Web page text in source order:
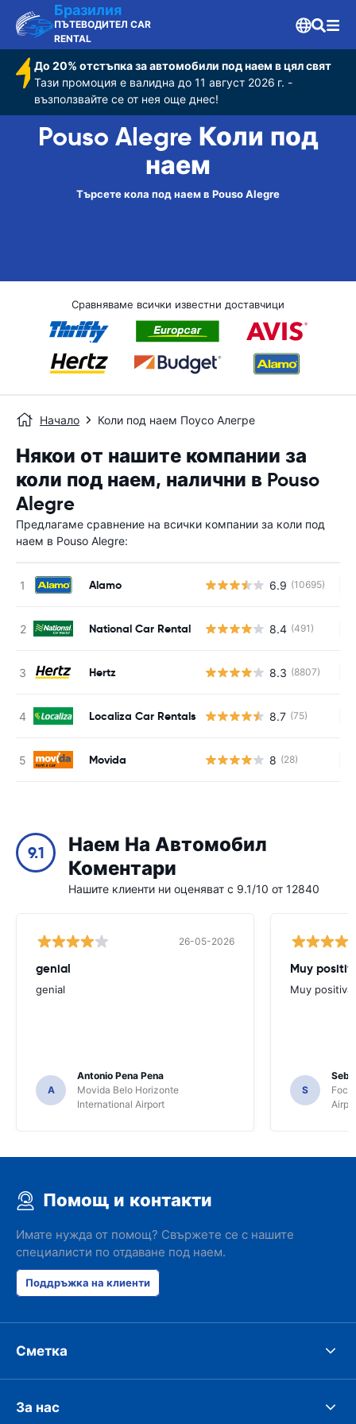
Бразилия
ПЪТЕВОДИТЕЛ CAR
RENTAL
До 20% отстъпка за автомобили под наем в цял свят
Тази промоция е валидна до 11 август 2026 г. -
възползвайте се от нея още днес!
Pouso Alegre Коли под
наем
Търсете кола под наем в Pouso Alegre
Сравняваме всички известни доставчици
Начало Коли под наем Поусо Алегре
Някои от нашите компании за
коли под наем, налични в Pouso
Alegre
Предлагаме сравнение на всички компании за коли под
наем в Pouso Alegre:
Alamo 6.9 (10695)
National Car Rental 8.4 (491)
Hertz 8.3 (8807)
Localiza Car Rentals 8.7 (75)
Movida 8 (28)
9.1
Наем На Автомобил
Коментари
Нашите клиенти ни оценяват с 9.1/10 от 12840
26-05-2026
genial
genial
A
Antonio Pena Pena
Movida Belo Horizonte
International Airport
Muy
Muy positiva
S
Foco
Помощ и контакти
Имате нужда от помощ? Свържете се с нашите
специалисти по отдаване под наем.
Поддръжка на клиенти
Сметка
За нас